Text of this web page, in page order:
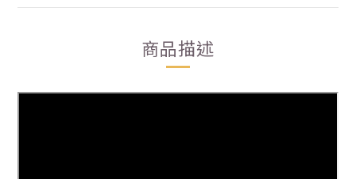
商品描述